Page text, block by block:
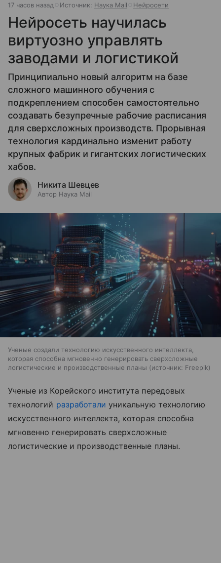
17 часов назад Источник: Наука Mail Нейросети
Нейросеть научилась
виртуозно управлять
заводами и логистикой
Принципиально новый алгоритм на базе
сложного машинного обучения с
подкреплением способен самостоятельно
создавать безупречные рабочие расписания
для сверхсложных производств. Прорывная
технология кардинально изменит работу
крупных фабрик и гигантских логистических
хабов.
Никита Шевцев
Автор Наука Mail
Ученые создали технологию искусственного интеллекта,
которая способна мгновенно генерировать сверхсложные
логистические и производственные планы
источник: Freepik
Ученые из Корейского института передовых
технологий разработали уникальную технологию
искусственного интеллекта, которая способна
мгновенно генерировать сверхсложные
логистические и производственные планы.